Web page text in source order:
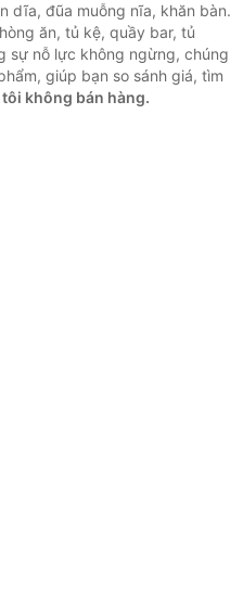
dĩa, đũa muỗng nĩa, khăn bàn.
ăn, tủ kệ, quầy bar, tủ
sự nỗ lực không ngừng, chúng
giúp bạn so sánh giá, tìm
không bán hàng.